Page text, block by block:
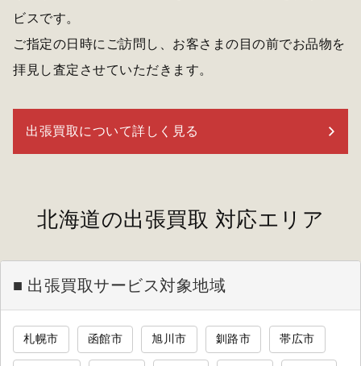
ビスです。
ご指定の日時にご訪問し、お客さまの目の前でお品物を
拝見し査定させていただきます。
出張買取について詳しく見る
北海道の出張買取 対応エリア
■ 出張買取サービス対象地域
札幌市 函館市 旭川市 釧路市 帯広市